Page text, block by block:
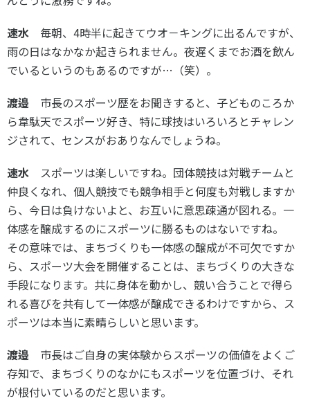
速水 毎朝、4時半に起きてウオ－キングに出るんですが、
雨の日はなかなか起きられません。夜遅くまでお酒を飲ん
でいるというのもあるのですが…（笑）。
渡邉 市長のスポーツ歴をお聞きすると、子どものころか
ら韋駄天でスポーツ好き、特に球技はいろいろとチャレン
ジされて、センスがおありなんでしょうね。
速水 スポーツは楽しいですね。団体競技は対戦チームと
仲良くなれ、個人競技でも競争相手と何度も対戦しますか
ら、今日は負けないよと、お互いに意思疎通が図れる。一
体感を醸成するのにスポーツに勝るものはないですね。
その意味では、まちづくりも一体感の醸成が不可欠ですか
ら、スポーツ大会を開催することは、まちづくりの大きな
手段になります。共に身体を動かし、競い合うことで得ら
れる喜びを共有して一体感が醸成できるわけですから、ス
ポーツは本当に素晴らしいと思います。
渡邉 市長はご自身の実体験からスポーツの価値をよくご
存知で、まちづくりのなかにもスポーツを位置づけ、それ
が根付いているのだと思います。